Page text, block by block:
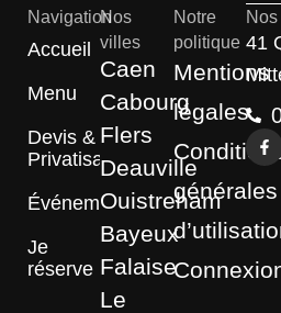
Navigation
Accueil
Menu
Devis &
Privatisation
Événements
Je
réserve
Nos
villes
Caen
Cabourg
Flers
Deauville
Ouistreham
Bayeux
Falaise
Le
Notre
politique
Mentions
légales
générales
41